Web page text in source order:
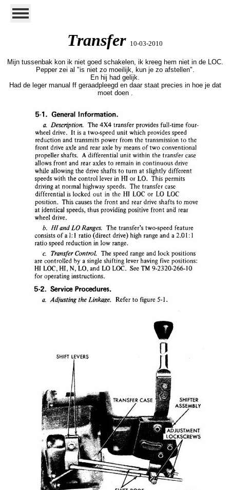
Transfer 10-03-2010
Mijn tussenbak kon ik niet goed schakelen, ik kreeg hem niet in de LOC.
Pepper zei al "is niet zo moeilijk, kun je zo afstellen".
En hij had gelijk.
Had de leger manual ff geraadpleegd en daar staat precies in hoe je dat
moet doen .